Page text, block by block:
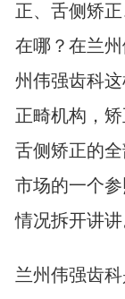
正、舌侧矫
在哪？在兰
州伟强齿科
正畸机构，
舌侧矫正的
市场的一个
情况拆开讲讲
兰州伟强齿